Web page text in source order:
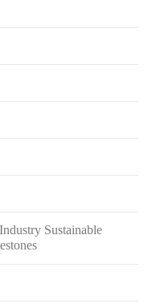
Sustainable